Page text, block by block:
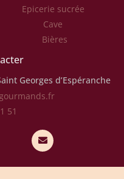
Epicerie sucrée
Cave
Bières
Georges d’Espéranche
51